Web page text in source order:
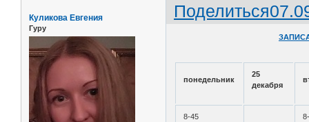
Поделиться
Куликова Евгения
Гуру
понедельник
25
декабря
8-45